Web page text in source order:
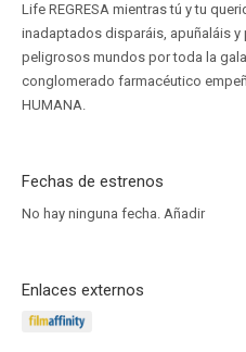
Life REGRESA mientras tú y tu
inadaptados disparáis, apuñaláis y
peligrosos mundos por toda la
conglomerado farmacéutico
HUMANA.
Fechas de estrenos
No hay ninguna fecha. Añadir
Enlaces externos